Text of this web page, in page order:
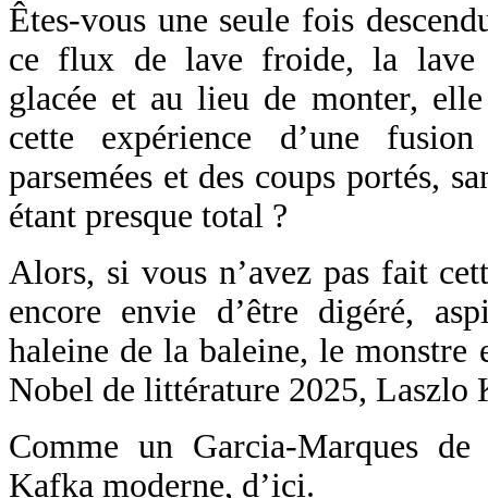
Êtes-vous une seule fois
ce flux de lave froide, la lave
glacée et au lieu de monter,
cette expérience d’une
parsemées et des coups portés,
étant presque total ?
Alors, si vous n’avez pas fait
encore envie d’être digéré,
haleine de la baleine, le
Nobel de littérature 2025, Laszlo
Comme un Garcia-Marques
Kafka moderne, d’ici.